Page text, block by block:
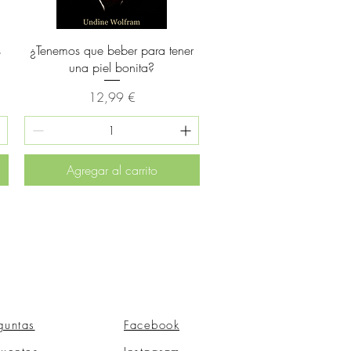
Vista rápida
¿Tenemos que beber para tener
una piel bonita?
Precio
12,99 €
Agregar al carrito
Facebook